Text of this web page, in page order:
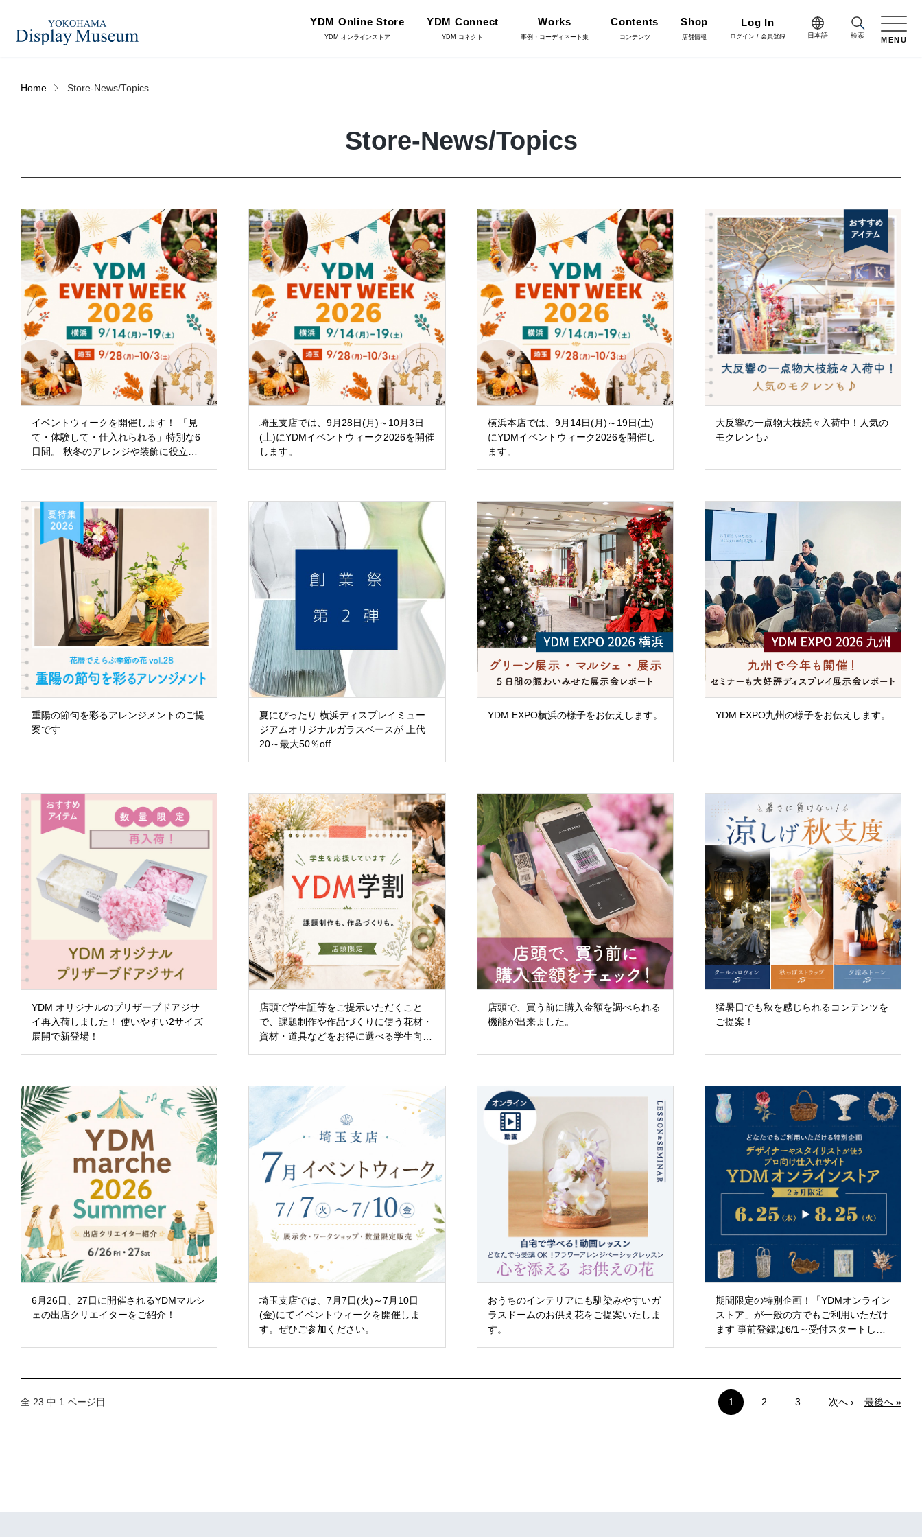
YDM Online Store
YDM オンラインストア
プリザーブドフラワー ドライフラワー 花資材 リボン
ラッピング・梱包資材
ディスプレイキット・ノ
ベルティキット
ハロウィン雑貨 クリスマス雑貨 正月雑貨
その他 アウトレットアイテム
ディスプレイ/デコレー
ションアイテム
什器・スタンド・ベース
YDM Connect
YDM コネクト
Works
事例・コーディネート集
Contents
コンテンツ
Flower Design
フラワーデザイン
Staff blog
スタッフブログ
Shop
店舗情報
Log In
ログイン / 会員登録 日本語 検索 MENU
リンク
JDCA(ディスプレイスクール) 店舗情報・営業日 会社情報
採用情報 お問い合わせ プライバシーポリシー
OFFICIAL SNS
Home Store-News/Topics
Store-News/Topics
イベントウィークを開催します！ 「見
て・体験して・仕入れられる」特別な6
日間。 秋冬のアレンジや装飾に役立つ
埼玉支店では、9月28日(月)～10月3日
(土)にYDMイベントウィーク2026を開催
します。
横浜本店では、9月14日(月)～19日(土)
にYDMイベントウィーク2026を開催し
ます。
大反響の一点物大枝続々入荷中！人気の
モクレンも♪
重陽の節句を彩るアレンジメントのご提
案です
夏にぴったり 横浜ディスプレイミュー
ジアムオリジナルガラスベースが 上代
20～最大50％off
YDM EXPO横浜の様子をお伝えします。 YDM EXPO九州の様子をお伝えします。
YDM オリジナルのプリザーブドアジサ
イ再入荷しました！ 使いやすい2サイズ
展開で新登場！
店頭で学生証等をご提示いただくこと
で、課題制作や作品づくりに使う花材・
資材・道具などをお得に選べる学生向け
店頭で、買う前に購入金額を調べられる
機能が出来ました。
猛暑日でも秋を感じられるコンテンツを
ご提案！
6月26日、27日に開催されるYDMマルシ
ェの出店クリエイターをご紹介！
埼玉支店では、7月7日(火)～7月10日
(金)にてイベントウィークを開催しま
す。ぜひご参加ください。
おうちのインテリアにも馴染みやすいガ
ラスドームのお供え花をご提案いたしま
す。
期間限定の特別企画！「YDMオンライン
ストア」が一般の方でもご利用いただけ
ます 事前登録は6/1～受付スタートしま
全 23 中 1 ページ目 1 2 3 次へ › 最後へ »